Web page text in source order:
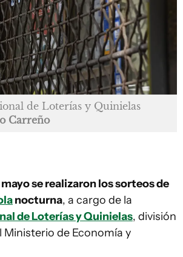
de Loterías y Quinielas
Carreño
se realizaron los sorteos de
nocturna, a cargo de la
de Loterías y Quinielas, división
Ministerio de Economía y